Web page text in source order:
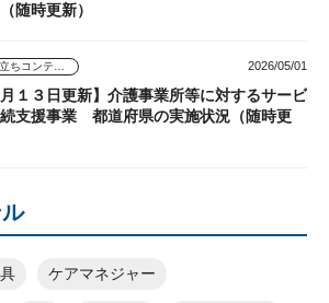
随時更新）
2026/05/01
月１３日更新】介護事業所等に対するサービ
支援事業 都道府県の実施状況（随時更
ケアマネジャー